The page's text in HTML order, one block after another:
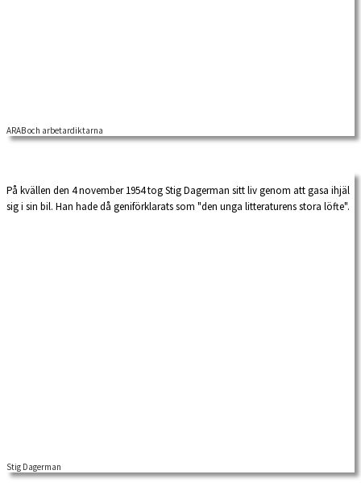
Läs om begreppen arbetarförfattare, arbetardiktare och proletärdiktare.
ARAB och arbetardiktarna
På kvällen den 4 november 1954 tog Stig Dagerman sitt liv genom att gasa ihjäl
sig i sin bil. Han hade då geniförklarats som "den unga litteraturens stora löfte".
Stig Dagerman